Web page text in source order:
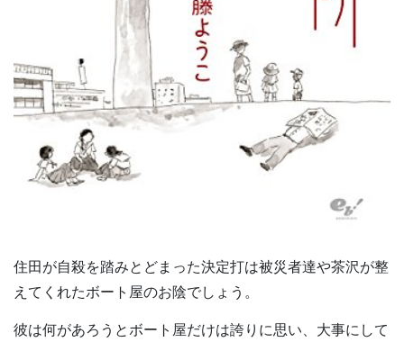
住田が自殺を踏みとどまった決定打は被災者達や茶沢が整
えてくれたボート屋のお陰でしょう。
彼は何があろうとボート屋だけは誇りに思い、大事にして